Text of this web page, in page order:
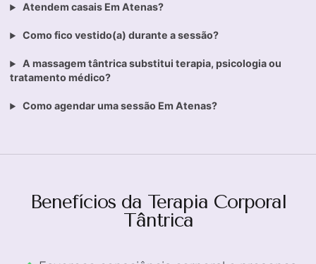
Atendem casais Em Atenas?
Como fico vestido(a) durante a sessão?
A massagem tântrica substitui terapia, psicologia ou
tratamento médico?
Como agendar uma sessão Em Atenas?
Benefícios da Terapia Corporal
Tântrica